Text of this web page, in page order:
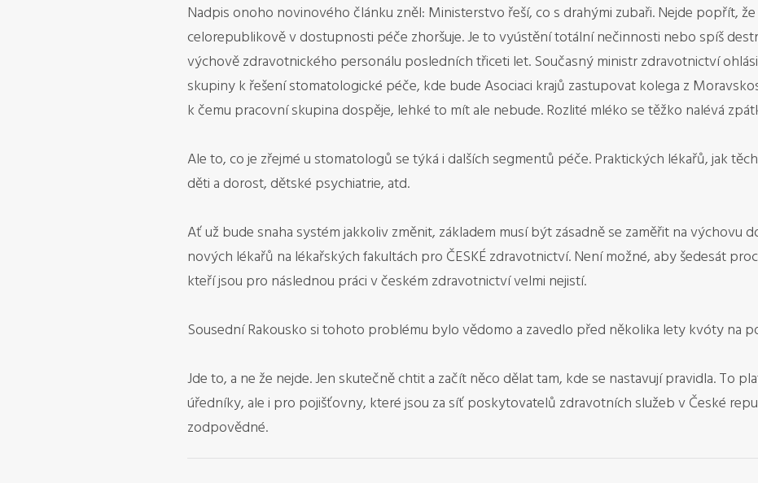
Nadpis onoho novinového článku zněl: Ministerstvo řeší, co s drahými zubaři. Nejde popřít, že
celorepublikově v dostupnosti péče zhoršuje. Je to vyústění totální nečinnosti nebo spíš
výchově zdravotnického personálu posledních třiceti let. Současný ministr zdravotnictví
skupiny k řešení stomatologické péče, kde bude Asociaci krajů zastupovat kolega z
k čemu pracovní skupina dospěje, lehké to mít ale nebude. Rozlité mléko se těžko nalévá
Ale to, co je zřejmé u stomatologů se týká i dalších segmentů péče. Praktických lékařů, jak
děti a dorost, dětské psychiatrie, atd.
Ať už bude snaha systém jakkoliv změnit, základem musí být zásadně se zaměřit na výchovu
nových lékařů na lékařských fakultách pro ČESKÉ zdravotnictví. Není možné, aby šedesát
kteří jsou pro následnou práci v českém zdravotnictví velmi nejistí.
Sousední Rakousko si tohoto problému bylo vědomo a zavedlo před několika lety kvóty na
Jde to, a ne že nejde. Jen skutečně chtit a začít něco dělat tam, kde se nastavují pravidla. To
úředníky, ale i pro pojišťovny, které jsou za síť poskytovatelů zdravotních služeb v České
zodpovědné.